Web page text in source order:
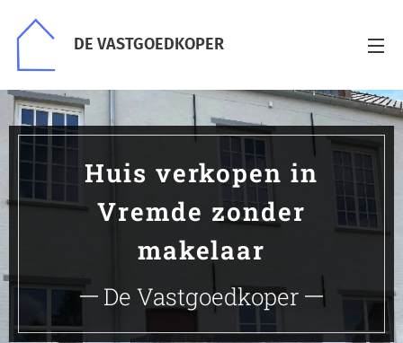
DE VASTGOEDKOPER
Huis verkopen in
Vremde zonder
makelaar
De Vastgoedkoper